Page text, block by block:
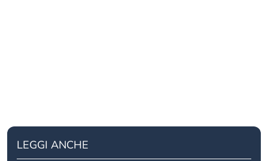
LEGGI ANCHE